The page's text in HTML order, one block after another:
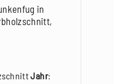
in
Jahr: